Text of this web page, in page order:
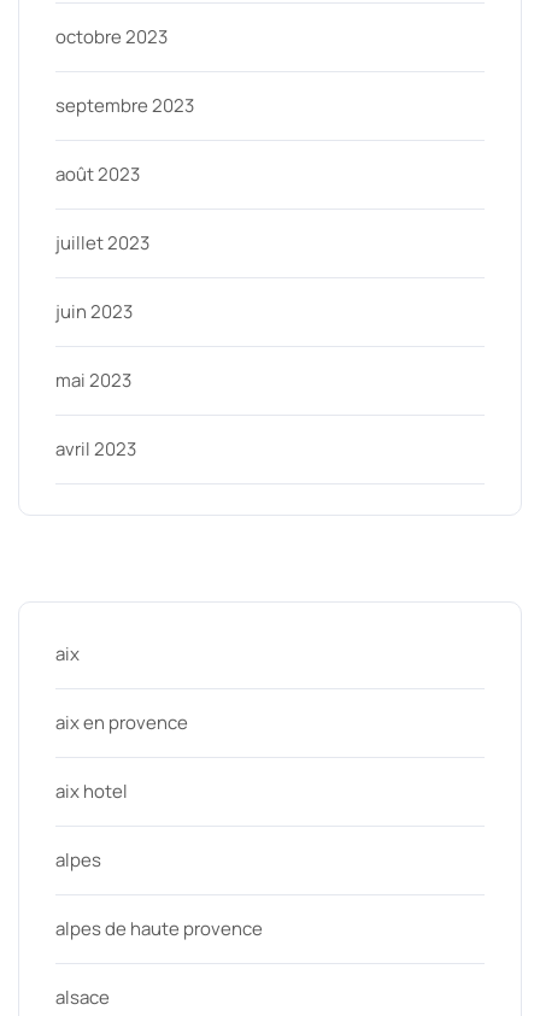
octobre 2023
septembre 2023
août 2023
juillet 2023
juin 2023
mai 2023
avril 2023
aix
aix en provence
aix hotel
alpes
alpes de haute provence
alsace